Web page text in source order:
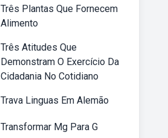
Três Plantas Que Fornecem
Alimento
Três Atitudes Que
Demonstram O Exercício Da
Cidadania No Cotidiano
Trava Linguas Em Alemão
Transformar Mg Para G